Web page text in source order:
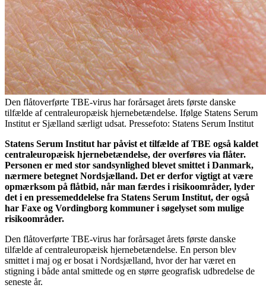
Den flåtoverførte TBE-virus har forårsaget årets første danske
tilfælde af centraleuropæisk hjernebetændelse. Ifølge Statens Serum
Institut er Sjælland særligt udsat. Pressefoto: Statens Serum Institut
Statens Serum Institut har påvist et tilfælde af TBE også kaldet
centraleuropæisk hjernebetændelse, der overføres via flåter.
Personen er med stor sandsynlighed blevet smittet i Danmark,
nærmere betegnet Nordsjælland. Det er derfor vigtigt at være
opmærksom på flåtbid, når man færdes i risikoområder, lyder
det i en pressemeddelelse fra Statens Serum Institut, der også
har Faxe og Vordingborg kommuner i søgelyset som mulige
risikoområder.
Den flåtoverførte TBE-virus har forårsaget årets første danske
tilfælde af centraleuropæisk hjernebetændelse. En person blev
smittet i maj og er bosat i Nordsjælland, hvor der har været en
stigning i både antal smittede og en større geografisk udbredelse de
seneste år.